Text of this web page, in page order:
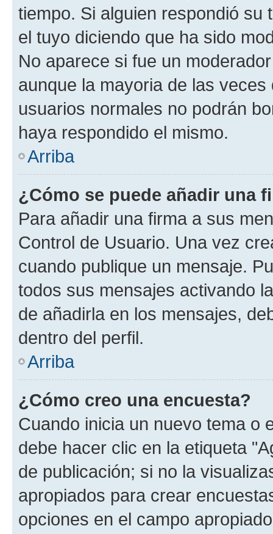
tiempo. Si alguien respondió
el tuyo diciendo que ha sido
No aparece si fue un
aunque la mayoria de las
usuarios normales no podrán
haya respondido el mismo.
Arriba
¿Cómo se puede añadir una
Para añadir una firma a sus
Control de Usuario. Una vez
cuando publique un mensaje.
todos sus mensajes activando
de añadirla en los mensajes,
dentro del perfil.
Arriba
¿Cómo creo una encuesta?
Cuando inicia un nuevo tema o
debe hacer clic en la etiqueta
de publicación; si no la
apropiados para crear
opciones en el campo